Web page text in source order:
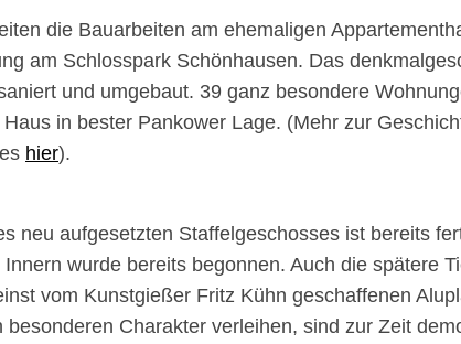
die Bauarbeiten am ehemaligen
am Schlosspark Schönhausen. Das
und umgebaut. 39 ganz besondere
in bester Pankower Lage. (Mehr zur
hier).
neu aufgesetzten Staffelgeschosses ist bereits
wurde bereits begonnen. Auch die spätere
vom Kunstgießer Fritz Kühn geschaffenen
besonderen Charakter verleihen, sind zur Zeit